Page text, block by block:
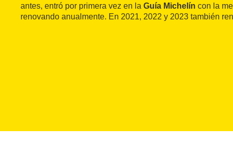
antes, entró por primera vez en la Guía Michelín con la
renovando anualmente. En 2021, 2022 y 2023 también